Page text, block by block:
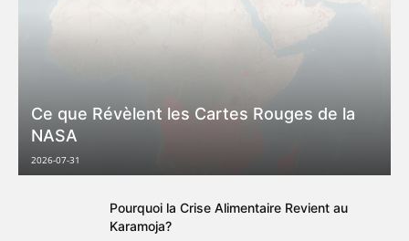
Ce que Révèlent les Cartes Rouges de la
NASA
2026-07-31
Pourquoi la Crise Alimentaire Revient au
Karamoja?